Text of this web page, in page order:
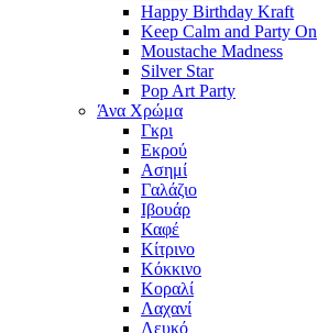
Happy Birthday Kraft
Keep Calm and Party On
Moustache Madness
Silver Star
Pop Art Party
Άνα Χρώμα
Γκρι
Εκρού
Ασημί
Γαλάζιο
Ιβουάρ
Καφέ
Κίτρινο
Κόκκινο
Κοραλί
Λαχανί
Λευκό